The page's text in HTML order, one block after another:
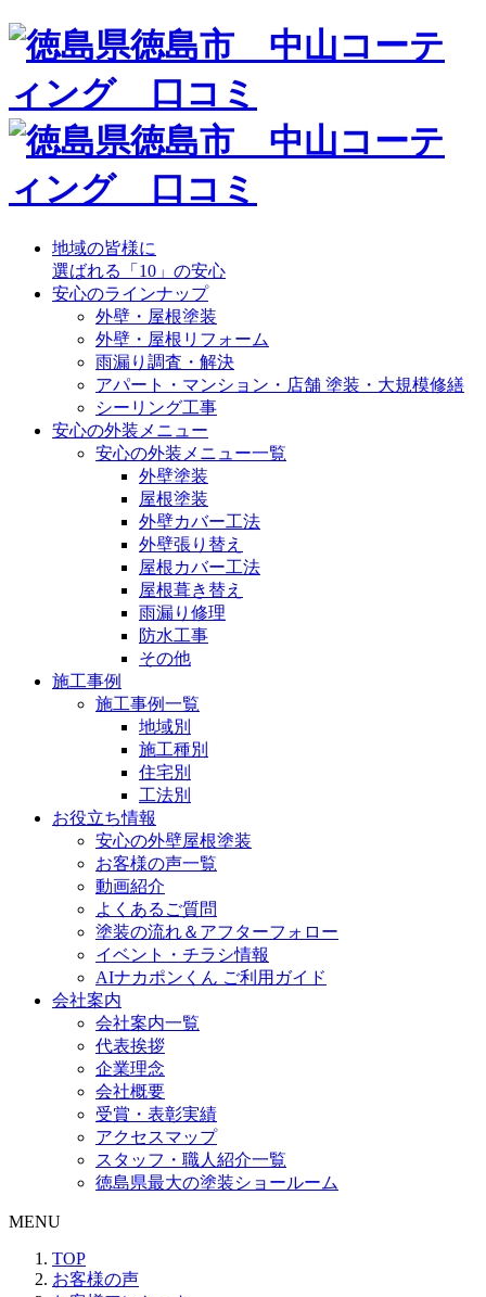
地域の皆様に
選ばれる「10」の安心
安心のラインナップ
外壁・屋根塗装
外壁・屋根リフォーム
雨漏り調査・解決
アパート・マンション・店舗 塗装・大規模修繕
シーリング工事
安心の外装メニュー
安心の外装メニュー一覧
外壁塗装
屋根塗装
外壁カバー工法
外壁張り替え
屋根カバー工法
屋根葺き替え
雨漏り修理
防水工事
その他
施工事例
施工事例一覧
地域別
施工種別
住宅別
工法別
お役立ち情報
安心の外壁屋根塗装
お客様の声一覧
動画紹介
よくあるご質問
塗装の流れ＆アフターフォロー
イベント・チラシ情報
AIナカポンくん ご利用ガイド
会社案内
会社案内一覧
代表挨拶
企業理念
会社概要
受賞・表彰実績
アクセスマップ
スタッフ・職人紹介一覧
徳島県最大の塗装ショールーム
MENU
TOP
お客様の声